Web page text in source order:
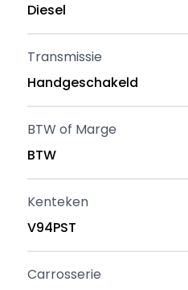
Diesel
Transmissie
Handgeschakeld
BTW of Marge
BTW
Kenteken
V94PST
Carrosserie